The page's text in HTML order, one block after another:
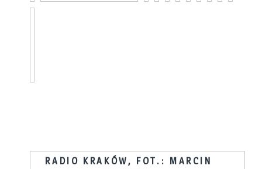
RADIO KRAKÓW, FOT.: MARCIN